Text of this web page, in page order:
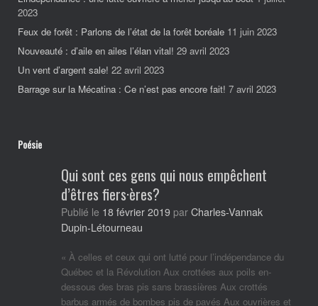
2023
Feux de forêt : Parlons de l’état de la forêt boréale 11 juin 2023
Nouveauté : d’aile en ailes l’élan vital! 29 avril 2023
Un vent d’argent sale! 22 avril 2023
Barrage sur la Mécatina : Ce n’est pas encore fait! 7 avril 2023
Poésie
Qui sont ces gens qui nous empêchent
d’êtres fiers·ères?
Publié le 18 février 2019 par Charles-Vannak
Dupin-Létourneau
« À celles et ceux qui ont lutté pour l’indépendance du
Québec et la Révolution Aux crottées aux poils en-
dessous des bras pis sans brassières Aux crottés
barbus armés de bombes pis de pavés Aux ouvrières et